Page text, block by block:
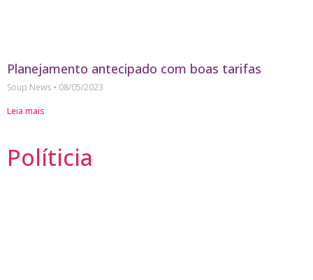
Planejamento antecipado com boas tarifas
Soup News
08/05/2023
Leia mais
Políticia